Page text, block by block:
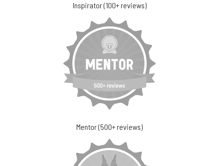
Inspirator (100+ reviews)
Mentor (500+ reviews)